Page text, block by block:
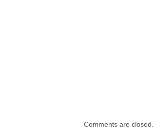
Comments are closed.